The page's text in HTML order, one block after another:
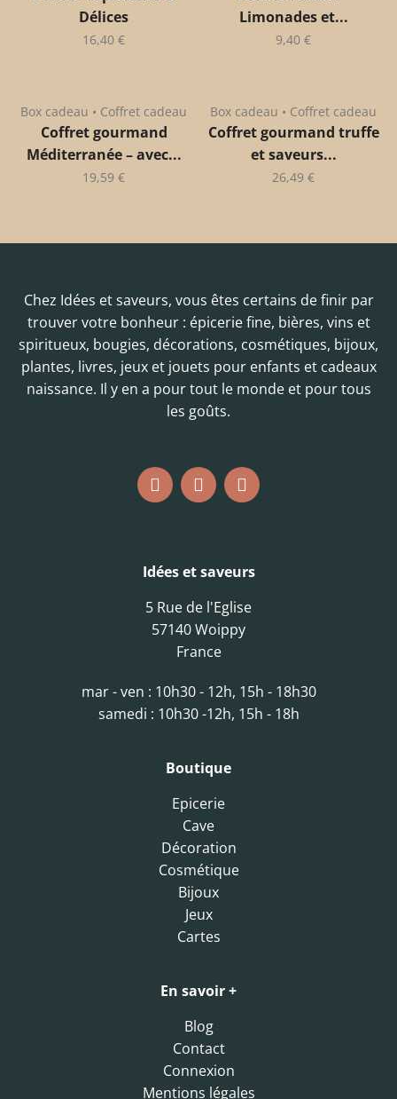
Délices
16,40 €
Limonades et...
9,40 €
Box cadeau • Coffret cadeau
Coffret gourmand
Méditerranée – avec...
19,59 €
Box cadeau • Coffret cadeau
Coffret gourmand truffe
et saveurs...
26,49 €
Chez Idées et saveurs, vous êtes certains de finir par
trouver votre bonheur : épicerie fine, bières, vins et
spiritueux, bougies, décorations, cosmétiques, bijoux,
plantes, livres, jeux et jouets pour enfants et cadeaux
naissance. Il y en a pour tout le monde et pour tous
les goûts.
Idées et saveurs
5 Rue de l'Eglise
57140 Woippy
France
mar - ven : 10h30 - 12h, 15h - 18h30
samedi : 10h30 -12h, 15h - 18h
Boutique
Epicerie
Cave
Décoration
Cosmétique
Bijoux
Jeux
Cartes
En savoir +
Blog
Contact
Connexion
Mentions légales